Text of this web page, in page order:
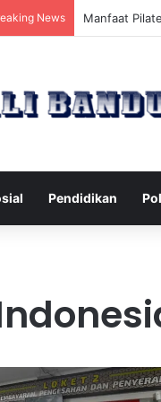
News Manfaat
Pendidikan